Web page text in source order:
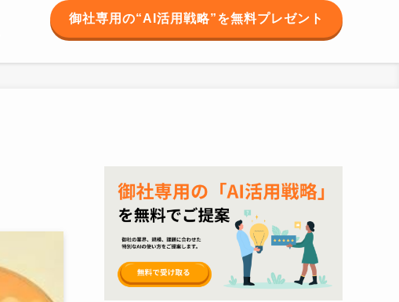
御社専用の“AI活用戦略”を無料プレゼント